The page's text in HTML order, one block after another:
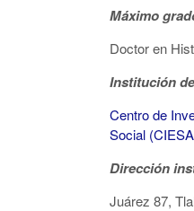
Máximo
Doctor en
Institución
Centro de
Social
Dirección
Juárez 87,